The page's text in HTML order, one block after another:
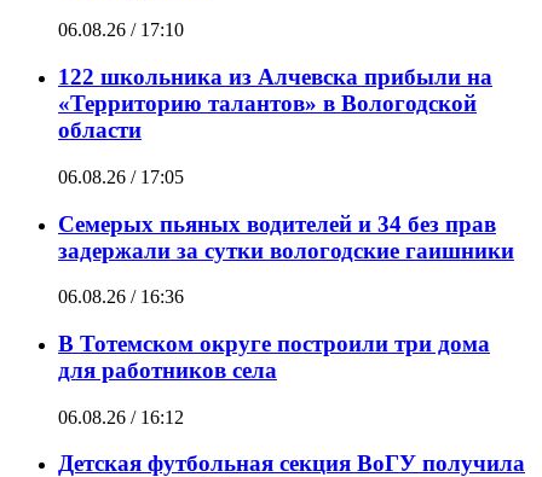
06.08.26 / 17:10
122 школьника из Алчевска прибыли на
«Территорию талантов» в Вологодской
области
06.08.26 / 17:05
Семерых пьяных водителей и 34 без прав
задержали за сутки вологодские гаишники
06.08.26 / 16:36
В Тотемском округе построили три дома
для работников села
06.08.26 / 16:12
Детская футбольная секция ВоГУ получила